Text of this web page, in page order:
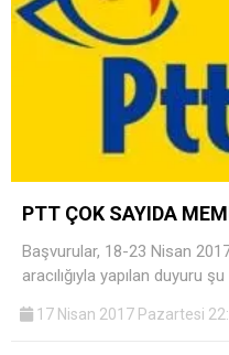
PTT ÇOK SAYIDA
Başvurular, 18-23 Nisan
aracılığıyla yapılan duyuru
17 Nisan 2017 Pazartesi